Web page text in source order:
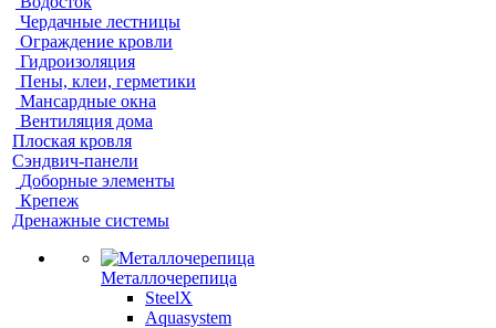
Чердачные лестницы
Ограждение кровли
Гидроизоляция
Пены, клеи, герметики
Мансардные окна
Вентиляция дома
Плоская кровля
Сэндвич-панели
Доборные элементы
Крепеж
Дренажные системы
Металлочерепица
SteelX
Aquasystem